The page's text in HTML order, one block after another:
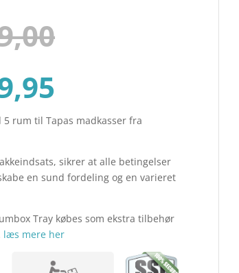
pris
var:
kr. 169,00.
aktuelle
pris
er:
5 rum til Tapas madkasser fra
sikrer at alle betingelser
en sund fordeling og en varieret
Tray købes som ekstra tilbehør
læs mere her